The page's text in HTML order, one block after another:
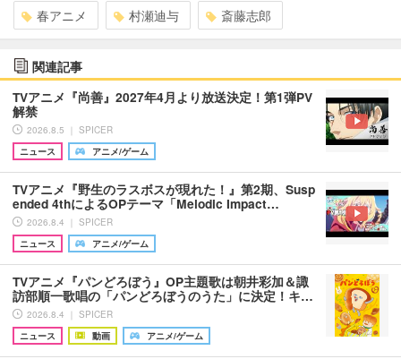
春アニメ 村瀬迪与 斎藤志郎
関連記事
TVアニメ『尚善』2027年4月より放送決定！第1弾PV
解禁
2026.8.5 ｜ SPICER
ニュース
アニメ/ゲーム
TVアニメ『野生のラスボスが現れた！』第2期、Susp
ended 4thによるOPテーマ「Melodic Impact…
2026.8.4 ｜ SPICER
ニュース
アニメ/ゲーム
TVアニメ『パンどろぼう』OP主題歌は朝井彩加＆諏
訪部順一歌唱の「パンどろぼうのうた」に決定！キ…
2026.8.4 ｜ SPICER
ニュース
動画 アニメ/ゲーム